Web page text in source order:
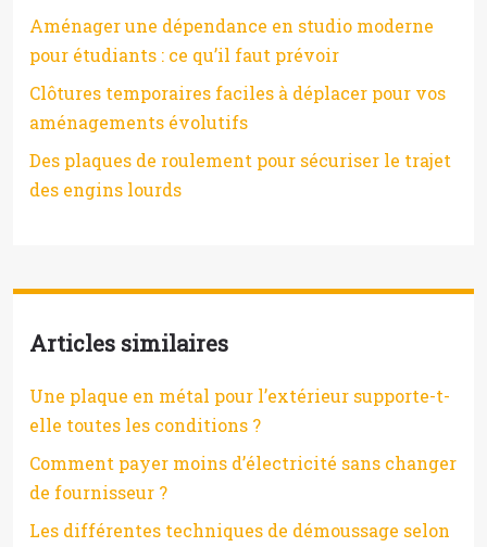
Aménager une dépendance en studio moderne
pour étudiants : ce qu’il faut prévoir
Clôtures temporaires faciles à déplacer pour vos
aménagements évolutifs
Des plaques de roulement pour sécuriser le trajet
des engins lourds
Articles similaires
Une plaque en métal pour l’extérieur supporte-t-
elle toutes les conditions ?
Comment payer moins d’électricité sans changer
de fournisseur ?
Les différentes techniques de démoussage selon